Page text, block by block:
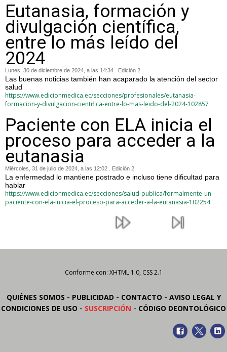
Eutanasia, formación y
divulgación científica,
entre lo más leído del
2024
Lunes, 30 de diciembre de 2024, a las 14:34 . Edición 2
Las buenas noticias también han acaparado la atención del sector
salud
https://www.edicionmedica.ec/secciones/profesionales/eutanasia-
formacion-y-divulgacion-cientifica-entre-lo-mas-leido-del-2024-102857
Paciente con ELA inicia el
proceso para acceder a la
eutanasia
Miércoles, 31 de julio de 2024, a las 12:02 . Edición 2
La enfermedad lo mantiene postrado e incluso tiene dificultad para
hablar
https://www.edicionmedica.ec/secciones/salud-publica/formalmente-un-
paciente-con-ela-inicia-el-proceso-para-acceder-a-la-eutanasia-102254
Conforme con: XHTML 1.0, CSS 2.1
QUIÉNES SOMOS - PUBLICIDAD - CONTACTO - AVISO LEGAL Y
CONDICIONES DE USO - SUSCRIPCIÓN - CÓDIGO DEONTOLÓGICO